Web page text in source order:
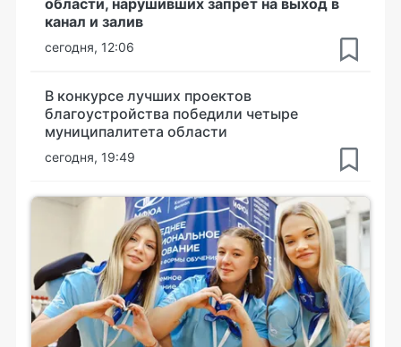
области, нарушивших запрет на выход в
канал и залив
сегодня, 12:06
В конкурсе лучших проектов
благоустройства победили четыре
муниципалитета области
сегодня, 19:49